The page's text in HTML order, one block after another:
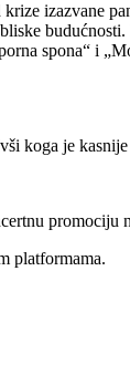
izazvane
spona“ i
koga je
promociju
platformama.